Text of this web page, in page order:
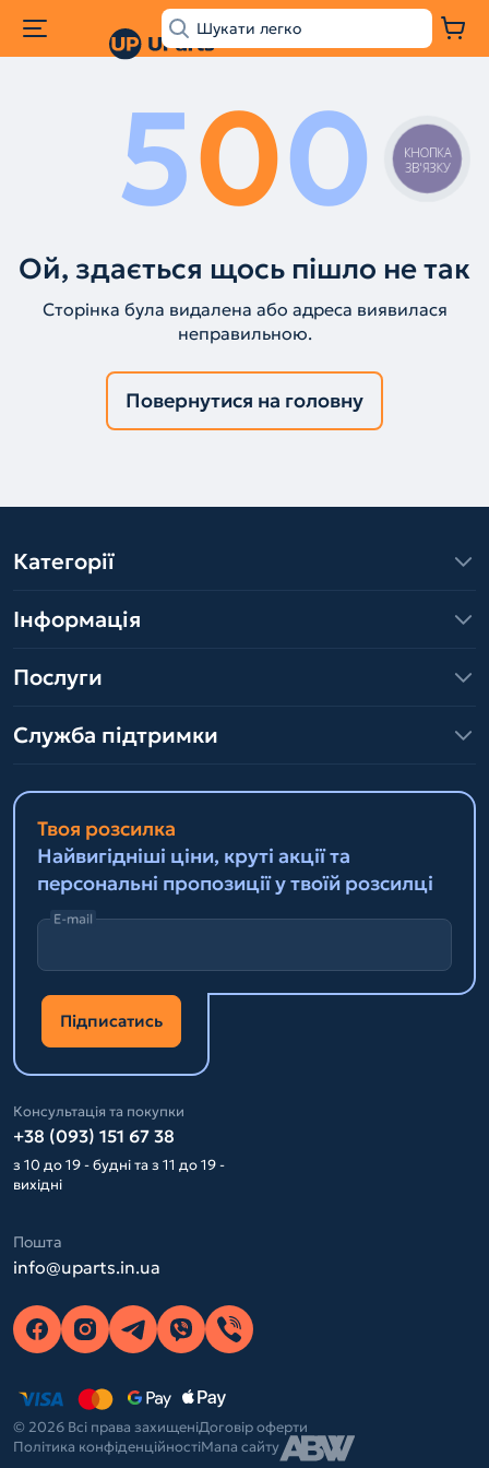
500
Ой, здається щось пішло не так
Сторінка була видалена або адреса виявилася
неправильною.
Повернутися на головну
Категорії
Інформація
Послуги
Служба підтримки
Твоя розсилка
Найвигідніші ціни, круті акції та
персональні пропозиції у твоїй розсилці
E-mail
Підписатись
Консультація та покупки
+38 (093) 151 67 38
з 10 до 19 - будні та з 11 до 19 -
вихідні
Пошта
info@uparts.in.ua
© 2026 Всі права захищеніДоговір оферти
Політика конфіденційностіМапа сайту
КНОПКА
ЗВ'ЯЗКУ